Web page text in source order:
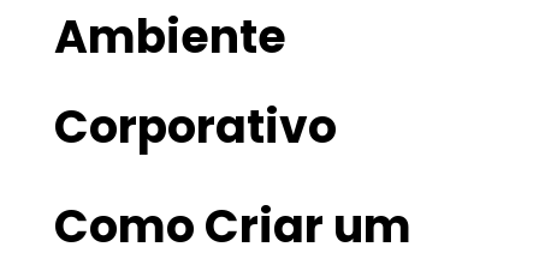
Ambiente
Corporativo
Como Criar um